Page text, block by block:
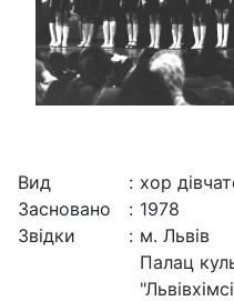
Вид : хор
Засновано
: 1978
Звідки
: м. Львів
Палац